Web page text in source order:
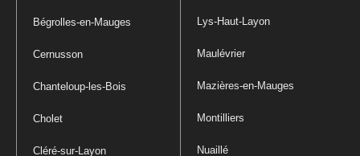
Bégrolles-en-Mauges
Cernusson
Chanteloup-les-Bois
Cholet
Cléré-sur-Layon
Lys-Haut-Layon
Maulévrier
Mazières-en-Mauges
Montilliers
Nuaillé